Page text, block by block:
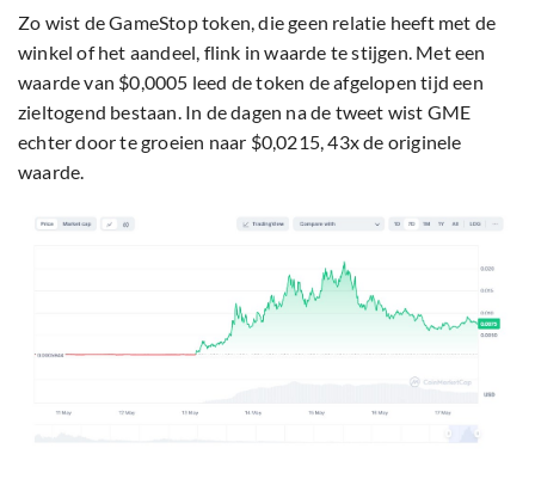
Zo wist de GameStop token, die geen relatie heeft met de
winkel of het aandeel, flink in waarde te stijgen. Met een
waarde van $0,0005 leed de token de afgelopen tijd een
zieltogend bestaan. In de dagen na de tweet wist GME
echter door te groeien naar $0,0215, 43x de originele
waarde.